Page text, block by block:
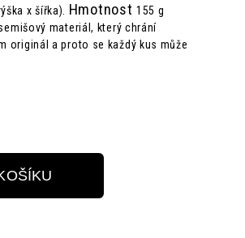
x šířka). Hmotnost155 g
materiál, který chrání
originál a proto se každý kus může